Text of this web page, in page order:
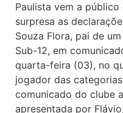
Paulista vem a
surpresa as
Souza Flora, pai de
Sub-12, em
quarta-feira (03), no
jogador das
comunicado do clube
apresentada por